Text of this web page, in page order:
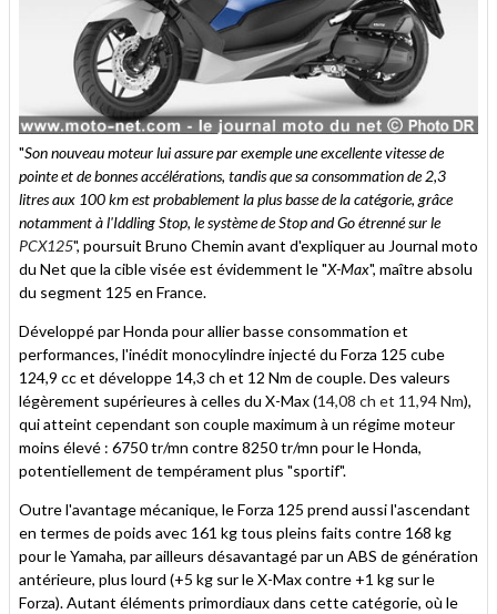
"Son nouveau moteur lui assure par exemple une excellente vitesse de
pointe et de bonnes accélérations, tandis que sa consommation de 2,3
litres aux 100 km est probablement la plus basse de la catégorie, grâce
notamment à l'Iddling Stop, le système de Stop and Go étrenné sur le
PCX125", poursuit Bruno Chemin avant d'expliquer au Journal moto
du Net que la cible visée est évidemment le "X-Max", maître absolu
du segment 125 en France.
Développé par Honda pour allier basse consommation et
performances, l'inédit monocylindre injecté du Forza 125 cube
124,9 cc et développe 14,3 ch et 12 Nm de couple. Des valeurs
légèrement supérieures à celles du X-Max (14,08 ch et 11,94 Nm),
qui atteint cependant son couple maximum à un régime moteur
moins élevé : 6750 tr/mn contre 8250 tr/mn pour le Honda,
potentiellement de tempérament plus "sportif".
Outre l'avantage mécanique, le Forza 125 prend aussi l'ascendant
en termes de poids avec 161 kg tous pleins faits contre 168 kg
pour le Yamaha, par ailleurs désavantagé par un ABS de génération
antérieure, plus lourd (+5 kg sur le X-Max contre +1 kg sur le
Forza). Autant éléments primordiaux dans cette catégorie, où le